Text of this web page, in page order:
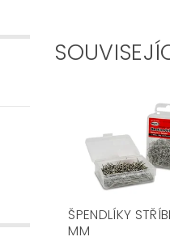
ŠPENDLÍKY
MM